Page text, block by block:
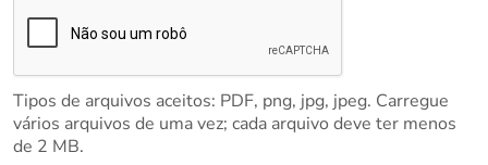
Tipos de arquivos aceitos: PDF, png, jpg, jpeg. Carregue
vários arquivos de uma vez; cada arquivo deve ter menos
de 2 MB.